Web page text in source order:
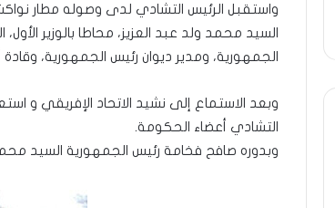
واستقبل الرئيس التشادي لدى وصوله مطار
السيد محمد ولد عبد العزيز، محاطا بالوزير
الجمهورية، ومدير ديوان رئيس الجمهورية،
وبعد الاستماع إلى نشيد الاتحاد الإفريقي و
التشادي أعضاء الحكومة.
وبدوره صافح فخامة رئيس الجمهورية السيد
أمتين…!! الشريف بونا
المعارضة…
وسندان
المغاضبين
/
بونا
… !!! /